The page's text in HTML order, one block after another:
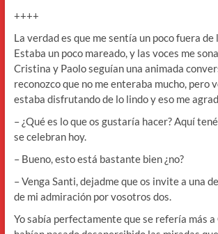
++++
La verdad es que me sentía un poco fuera
Estaba un poco mareado, y las voces me
Cristina y Paolo seguían una animada
reconozco que no me enteraba mucho, pero
estaba disfrutando de lo lindo y eso me
– ¿Qué es lo que os gustaría hacer? Aquí
se celebran hoy.
– Bueno, esto está bastante bien ¿no?
– Venga Santi, dejadme que os invite a una
de mi admiración por vosotros dos.
Yo sabía perfectamente que se refería más